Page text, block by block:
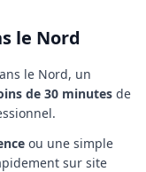
le Nord
le Nord, un
de 30 minutes de
ou une simple
sur site